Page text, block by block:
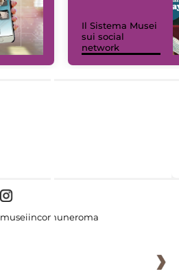
Il Sistema Musei
sui social
network
museiincomuneroma